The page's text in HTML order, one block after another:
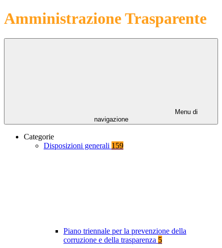
Amministrazione Trasparente
Menu di
navigazione
Categorie
Disposizioni generali 159
Piano triennale per la prevenzione della
corruzione e della trasparenza 5